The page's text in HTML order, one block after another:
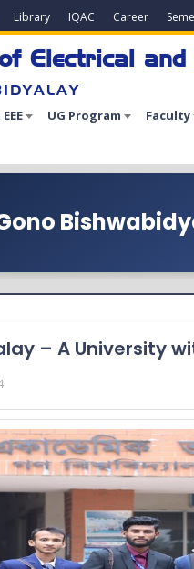
Library IQAC Career
Electrical and
UG Program Faculty
– A University